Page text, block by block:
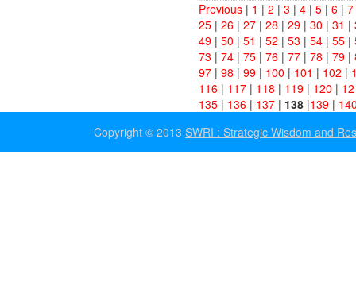
Previous | 1 | 2 | 3 | 4 | 5 | 6 | 7
25 | 26 | 27 | 28 | 29 | 30 | 31 |
49 | 50 | 51 | 52 | 53 | 54 | 55 |
73 | 74 | 75 | 76 | 77 | 78 | 79 |
97 | 98 | 99 | 100 | 101 | 102 |
116 | 117 | 118 | 119 | 120 |
135 | 136 | 137 | 138 |139 |
Copyright © 2013 SWRI : Strategic Wisdom and